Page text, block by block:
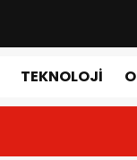
TEKNOLOJI